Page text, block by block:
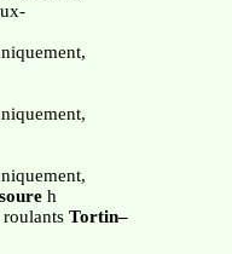
h
Tortin–